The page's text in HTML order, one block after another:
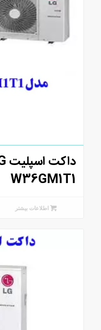
W36GM1T1
اطلاعات بیشتر